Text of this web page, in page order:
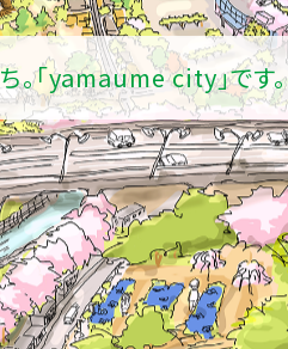
。「yamaume city」です。